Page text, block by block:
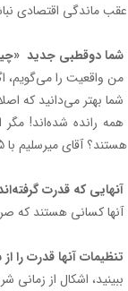
عقب ماندگی اقتصادی
شما دو‌قطبی جدید
من واقعیت را می‌گویم،
شما بهتر می‌دانید که
همه رانده شده‌اند! مگر
هستند؟ آقای میرسلیم با 5رأی گوشه مجلس نشسته است. این یعنی همه رانده شده‌اند.
آنهایی که قدرت
آنها کسانی هستند که
تنظیمات آنها قدرت را